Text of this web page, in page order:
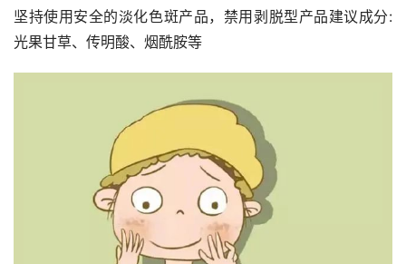
坚持使用安全的淡化色斑产品，禁用剥脱型产品建议成分:
光果甘草、传明酸、烟酰胺等